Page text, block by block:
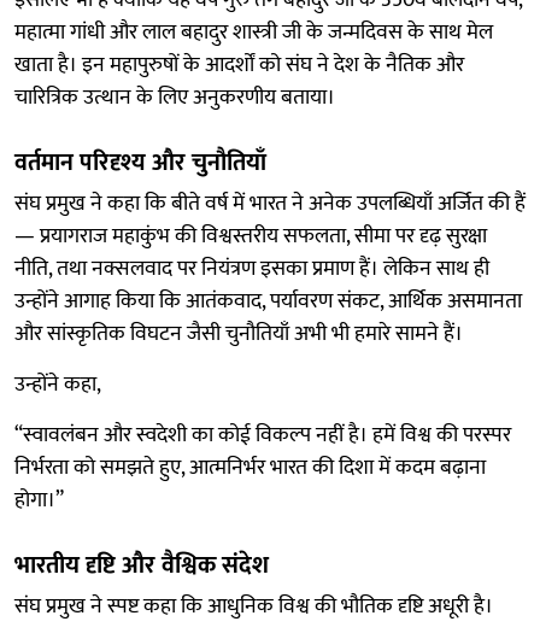
महात्मा गांधी और लाल बहादुर शास्त्री जी के जन्मदिवस के साथ मेल
खाता है। इन महापुरुषों के आदर्शों को संघ ने देश के नैतिक और
चारित्रिक उत्थान के लिए अनुकरणीय बताया।
वर्तमान परिदृश्य और चुनौतियाँ
संघ प्रमुख ने कहा कि बीते वर्ष में भारत ने अनेक उपलब्धियाँ अर्जित की हैं
— प्रयागराज महाकुंभ की विश्वस्तरीय सफलता, सीमा पर दृढ़ सुरक्षा
नीति, तथा नक्सलवाद पर नियंत्रण इसका प्रमाण हैं। लेकिन साथ ही
उन्होंने आगाह किया कि आतंकवाद, पर्यावरण संकट, आर्थिक असमानता
और सांस्कृतिक विघटन जैसी चुनौतियाँ अभी भी हमारे सामने हैं।
उन्होंने कहा,
“स्वावलंबन और स्वदेशी का कोई विकल्प नहीं है। हमें विश्व की परस्पर
निर्भरता को समझते हुए, आत्मनिर्भर भारत की दिशा में कदम बढ़ाना
होगा।”
भारतीय दृष्टि और वैश्विक संदेश
संघ प्रमुख ने स्पष्ट कहा कि आधुनिक विश्व की भौतिक दृष्टि अधूरी है।